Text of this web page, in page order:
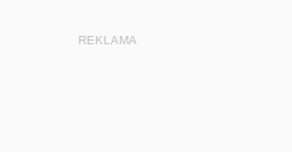
REKLAMA